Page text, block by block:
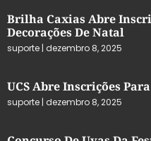
Brilha Caxias Abre
Decorações De Natal
suporte dezembro 8, 2025
UCS Abre Inscrições
suporte dezembro 8, 2025